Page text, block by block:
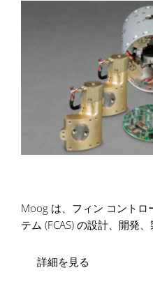
Moog は、フィン コントロ
テム (FCAS) の設計、開発
詳細を見る